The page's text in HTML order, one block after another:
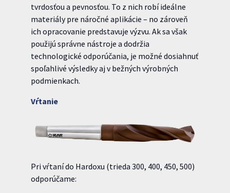
tvrdosťou a pevnosťou. To z nich robí ideálne
materiály pre náročné aplikácie – no zároveň
ich opracovanie predstavuje výzvu. Ak sa však
použijú správne nástroje a dodržia
technologické odporúčania, je možné dosiahnuť
spoľahlivé výsledky aj v bežných výrobných
podmienkach.
Vŕtanie
Pri vŕtaní do Hardoxu (trieda 300, 400, 450, 500)
odporúčame: